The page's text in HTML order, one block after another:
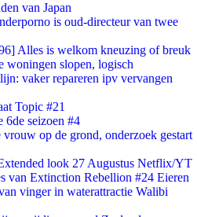
van Japan
is oud-directeur van twee
Alles is welkom kneuzing of breuk
woningen slopen, logisch
vaker repareren ipv vervangen
Topic #21
seizoen #4
op de grond, onderzoek gestart
look 27 Augustus Netflix/YT
van Extinction Rebellion #24 Eieren
vinger in waterattractie Walibi